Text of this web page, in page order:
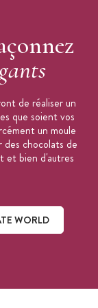
de réaliser un
que soient vos
un moule
des chocolats de
et bien d'autres
WORLD